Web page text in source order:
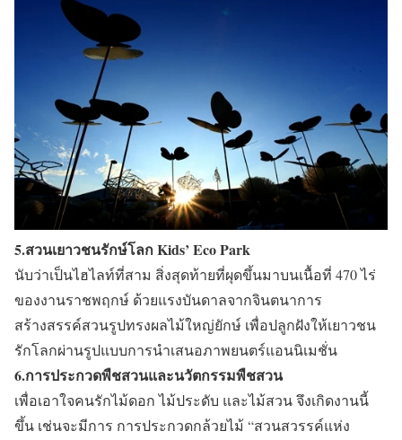
5.สวนเยาวชนรักษ์โลก Kids’ Eco Park
นับว่าเป็นไฮไลท์ที่สาม สิ่งสุดท้ายที่ผุดขึ้นมาบนเนื้อที่ 470 ไร่
ของงานราชพฤกษ์ ด้วยแรงบันดาลจากจินตนาการ
สร้างสรรค์สวนรูปทรงผลไม้ใหญ่ยักษ์ เพื่อปลูกฝังให้เยาวชน
รักโลกผ่านรูปแบบการนำเสนอภาพยนตร์แอนนิเมชั่น
6.การประกวดพืชสวนและนวัตกรรมพืชสวน
เพื่อเอาใจคนรักไม้ดอก ไม้ประดับ และไม้สวน จึงเกิดงานนี้
ขึ้น เช่นจะมีการ การประกวดกล้วยไม้ “สวนสวรรค์แห่ง